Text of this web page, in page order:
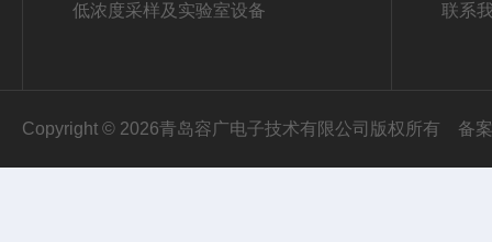
低浓度采样及实验室设备 联系
Copyright © 2026青岛容广电子技术有限公司版权所有 备